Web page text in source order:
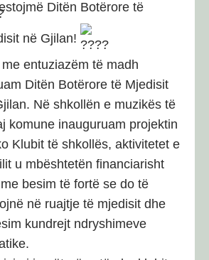
Ditën Botërore të
në Gjilan!
entuziazëm të madh
Ditën Botërore të Mjedisit
Në shkollën e muzikës të
komune inauguruam projektin
Klubit të shkollës, aktivitetet e
u mbështetën financiarisht
besim të fortë se do të
në ruajtje të mjedisit dhe
kundrejt ndryshimeve